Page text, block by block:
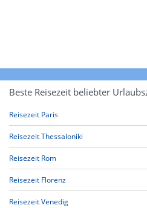
Beste Reisezeit beliebter
Reisezeit Paris
Reisezeit Thessaloniki
Reisezeit Rom
Reisezeit Florenz
Reisezeit Venedig